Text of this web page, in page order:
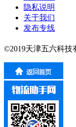
隐私说明
关于我们
发布专线
©2019天津五六科技